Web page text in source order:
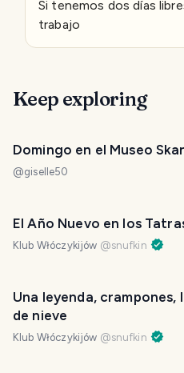
Si tenemos dos días
trabajo
Keep exploring
Domingo en el Museo
@giselle50
El Año Nuevo en los
Klub Włóczykijów @snufkin
Una leyenda,
de nieve
Klub Włóczykijów @snufkin